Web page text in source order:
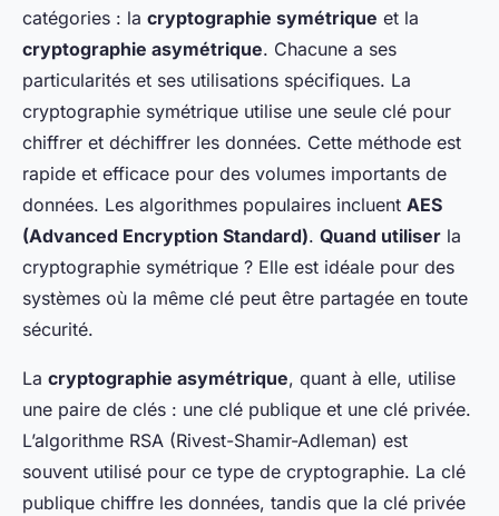
catégories : la cryptographie symétrique et la
cryptographie asymétrique. Chacune a ses
particularités et ses utilisations spécifiques. La
cryptographie symétrique utilise une seule clé pour
chiffrer et déchiffrer les données. Cette méthode est
rapide et efficace pour des volumes importants de
données. Les algorithmes populaires incluent AES
(Advanced Encryption Standard). Quand utiliser la
cryptographie symétrique ? Elle est idéale pour des
systèmes où la même clé peut être partagée en toute
sécurité.
La cryptographie asymétrique, quant à elle, utilise
une paire de clés : une clé publique et une clé privée.
L’algorithme RSA (Rivest-Shamir-Adleman) est
souvent utilisé pour ce type de cryptographie. La clé
publique chiffre les données, tandis que la clé privée